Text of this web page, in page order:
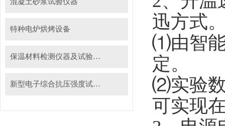
特种电炉烘烤设备
保温材料检测仪器及试验装置
新型电子综合抗压强度试验机
迅方式
⑴由智能
定。
⑵实验数
可实现